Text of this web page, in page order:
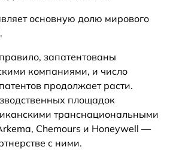
основную долю мирового
запатентованы
компаниями, и число
продолжает расти.
площадок
транснациональными
Chemours и Honeywell —
с ними.